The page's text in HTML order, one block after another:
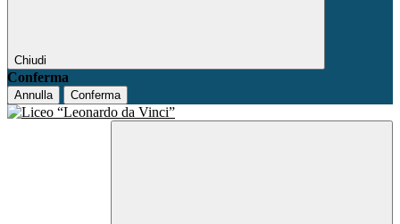
Chiudi
Conferma
Annulla Conferma